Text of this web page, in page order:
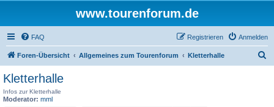
www.tourenforum.de
FAQ Anmelden
Registrieren
Foren-Übersicht Allgemeines zum Tourenforum Kletterhalle
Kletterhalle
Infos zur Kletterhalle
Moderator: mml